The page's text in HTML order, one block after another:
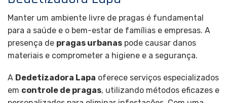
Manter um ambiente livre de pragas é fundamental
para a saúde e o bem-estar de famílias e empresas. A
presença de pragas urbanas pode causar danos
materiais e comprometer a higiene e a segurança.
A Dedetizadora Lapa oferece serviços especializados
em controle de pragas, utilizando métodos eficazes e